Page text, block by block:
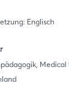
Englisch